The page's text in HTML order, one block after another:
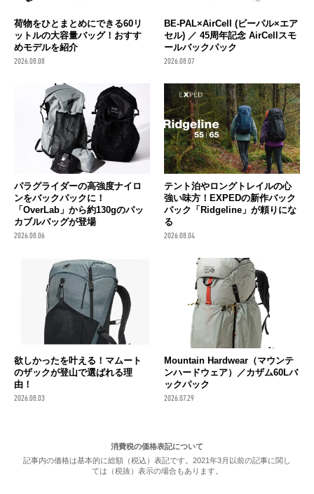
荷物をひとまとめにできる60リ
ットルの大容量バッグ！おすす
めモデルを紹介
2026.08.08
BE-PAL×AirCell (ビーパル×エア
セル) ／ 45周年記念 AirCellスモ
ールバックパック
2026.08.07
パラグライダーの高強度ナイロ
ンをバックパックに！
「OverLab」から約130gのパッ
カブルバッグが登場
2026.08.06
テント泊やロングトレイルの心
強い味方！EXPEDの新作バック
パック「Ridgeline」が頼りにな
る
2026.08.04
欲しかったを叶える！マムート
のザックが登山で選ばれる理
由！
2026.08.03
Mountain Hardwear（マウンテ
ンハードウェア）／カザム60Lバ
ックパック
2026.07.29
消費税の価格表記について
記事内の価格は基本的に総額（税込）表記です。2021年3月以前の記事に関し
ては（税抜）表示の場合もあります。